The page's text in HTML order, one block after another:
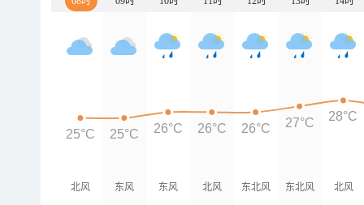
北风 东风 东风 北风 东北风 东北风 北风
25°C 25°C 26°C 26°C 26°C 27°C 28°C